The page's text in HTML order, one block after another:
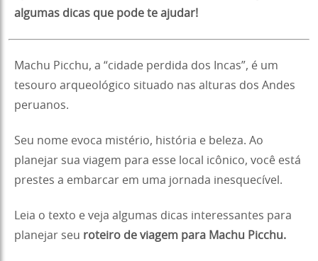
algumas dicas que pode te ajudar!
Machu Picchu, a “cidade perdida dos Incas”, é um
tesouro arqueológico situado nas alturas dos Andes
peruanos.
Seu nome evoca mistério, história e beleza. Ao
planejar sua viagem para esse local icônico, você está
prestes a embarcar em uma jornada inesquecível.
Leia o texto e veja algumas dicas interessantes para
planejar seu roteiro de viagem para Machu Picchu.